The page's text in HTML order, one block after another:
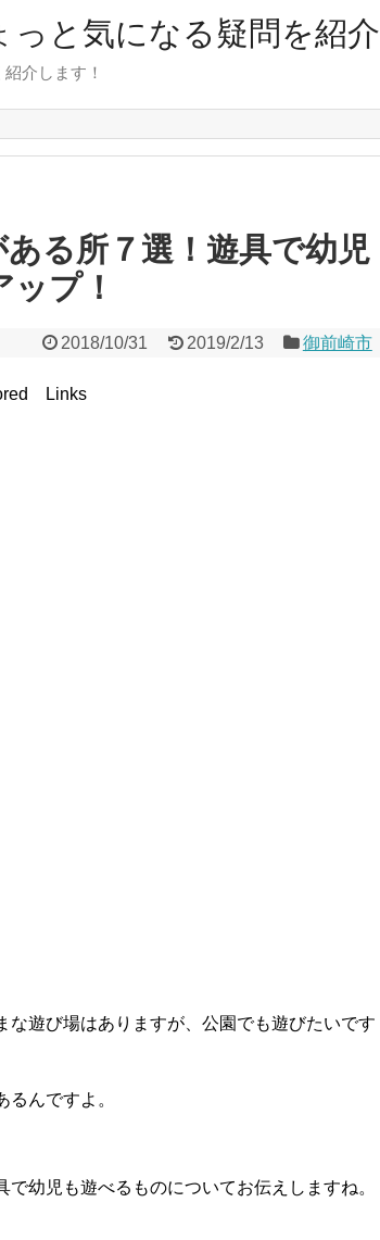
と気になる疑問を紹介
介します！
る所７選！遊具で幼児
プ！
2018/10/31 2019/2/13 御前崎市
Links
遊び場はありますが、公園でも遊びたいです
んですよ。
幼児も遊べるものについてお伝えしますね。